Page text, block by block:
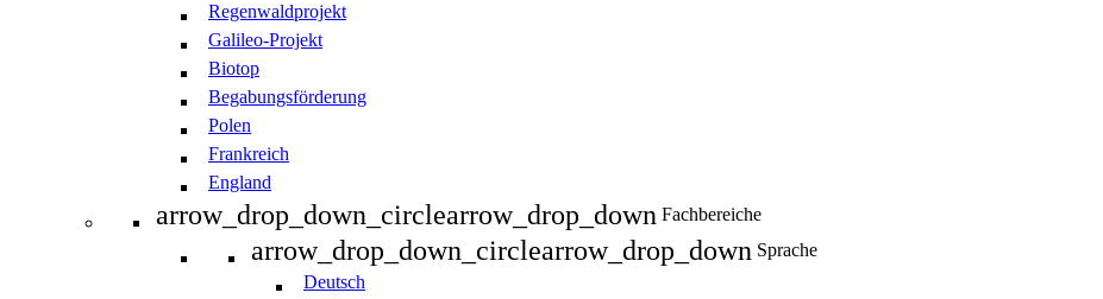
Regenwaldprojekt
Galileo-Projekt
Biotop
Begabungsförderung
Polen
Frankreich
England
arrow_drop_down_circlearrow_drop_down Fachbereiche
arrow_drop_down_circlearrow_drop_down Sprache
Deutsch